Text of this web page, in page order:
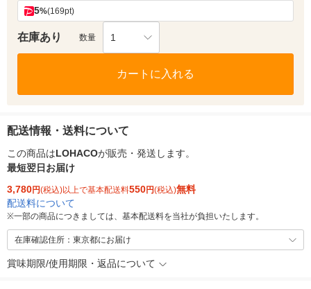
5%(169pt)
在庫あり 数量 1
カートに入れる
配送情報・送料について
この商品はLOHACOが販売・発送します。
最短翌日お届け
3,780円(税込)以上で基本配送料550円(税込)無料
配送料について
※一部の商品につきましては、基本配送料を当社が負担いたします。
在庫確認住所：東京都にお届け
賞味期限/使用期限・返品について